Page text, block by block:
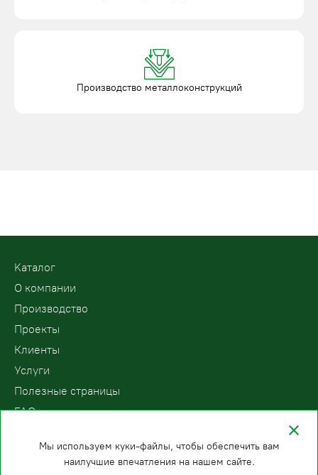
Производство металлоконструкций
Kаталог
О компании
Производство
Проекты
Клиенты
Услуги
Полезные страницы
FAQ
Мы используем куки-файлы, чтобы обеспечить вам
наилучшие впечатления на нашем сайте.